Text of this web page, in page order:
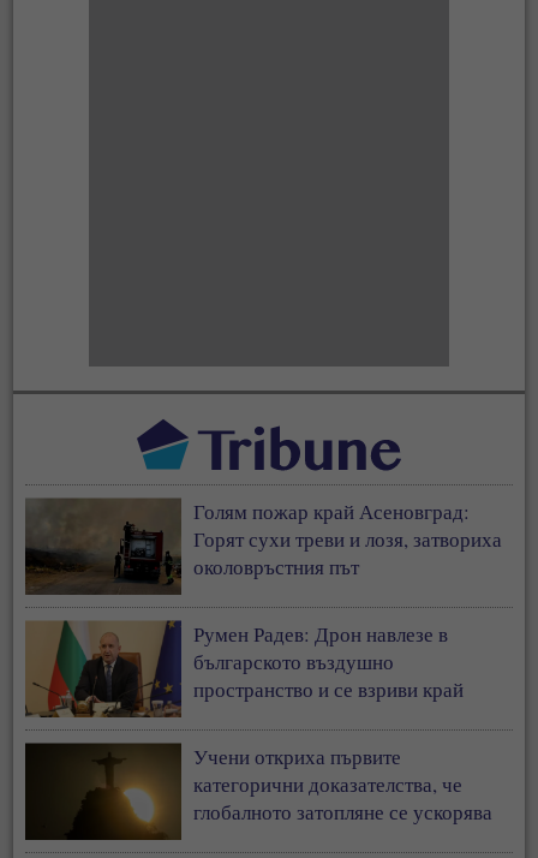
Голям пожар край Асеновград:
Горят сухи треви и лозя, затвориха
околовръстния път
Румен Радев: Дрон навлезе в
българското въздушно
пространство и се взриви край
Учени откриха първите
категорични доказателства, че
глобалното затопляне се ускорява